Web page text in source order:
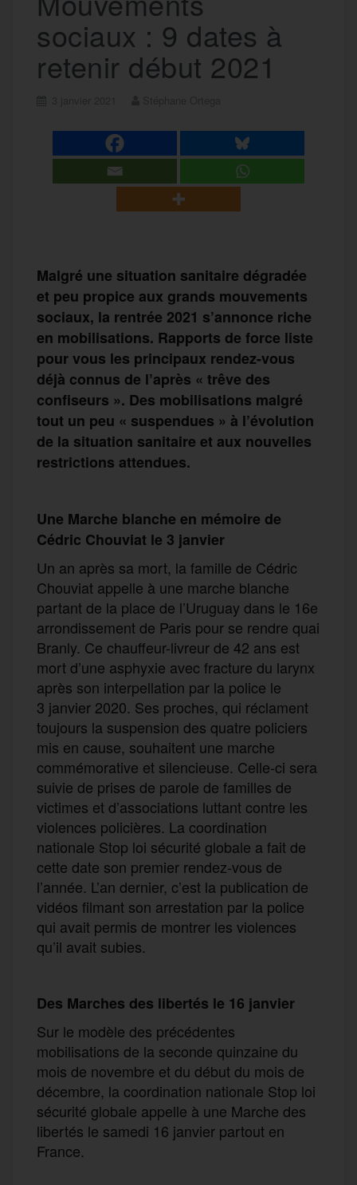
sociaux : 9 dates à
retenir début 2021
Malgré une situation sanitaire dégradée
et peu propice aux grands mouvements
sociaux, la rentrée 2021 s’annonce riche
en mobilisations. Rapports de force liste
pour vous les principaux rendez-vous
déjà connus de l’après « trêve des
confiseurs ». Des mobilisations malgré
tout un peu « suspendues » à l’évolution
de la situation sanitaire et aux nouvelles
restrictions attendues.
Une Marche blanche en mémoire de
Cédric Chouviat le 3 janvier
Un an après sa mort, la famille de Cédric
Chouviat appelle à une marche blanche
partant de la place de l’Uruguay dans le 16e
arrondissement de Paris pour se rendre quai
Branly. Ce chauffeur-livreur de 42 ans est
mort d’une asphyxie avec fracture du larynx
après son interpellation par la police le
3 janvier 2020. Ses proches, qui réclament
toujours la suspension des quatre policiers
mis en cause, souhaitent une marche
commémorative et silencieuse. Celle-ci sera
suivie de prises de parole de familles de
victimes et d’associations luttant contre les
violences policières. La coordination
nationale Stop loi sécurité globale a fait de
cette date son premier rendez-vous de
l’année. L’an dernier, c’est la publication de
vidéos filmant son arrestation par la police
qui avait permis de montrer les violences
qu’il avait subies.
Des Marches des libertés le 16 janvier
Sur le modèle des précédentes
mobilisations de la seconde quinzaine du
mois de novembre et du début du mois de
décembre, la coordination nationale Stop loi
sécurité globale appelle à une Marche des
libertés le samedi 16 janvier partout en
France.